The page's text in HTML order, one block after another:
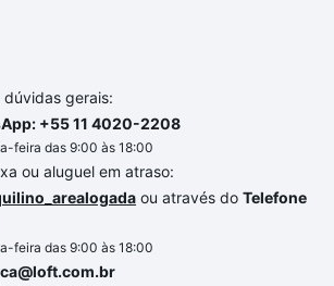
gerais:
+55 11 4020-2208
feira das 9:00 às 18:00
ou aluguel em atraso:
ou através do Telefone
feira das 9:00 às 18:00